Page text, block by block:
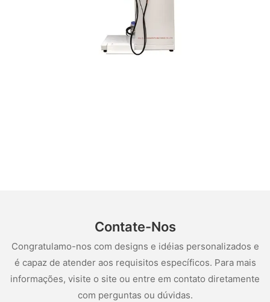
Contate-Nos
Congratulamo-nos com designs e idéias personalizados e
é capaz de atender aos requisitos específicos. Para mais
informações, visite o site ou entre em contato diretamente
com perguntas ou dúvidas.